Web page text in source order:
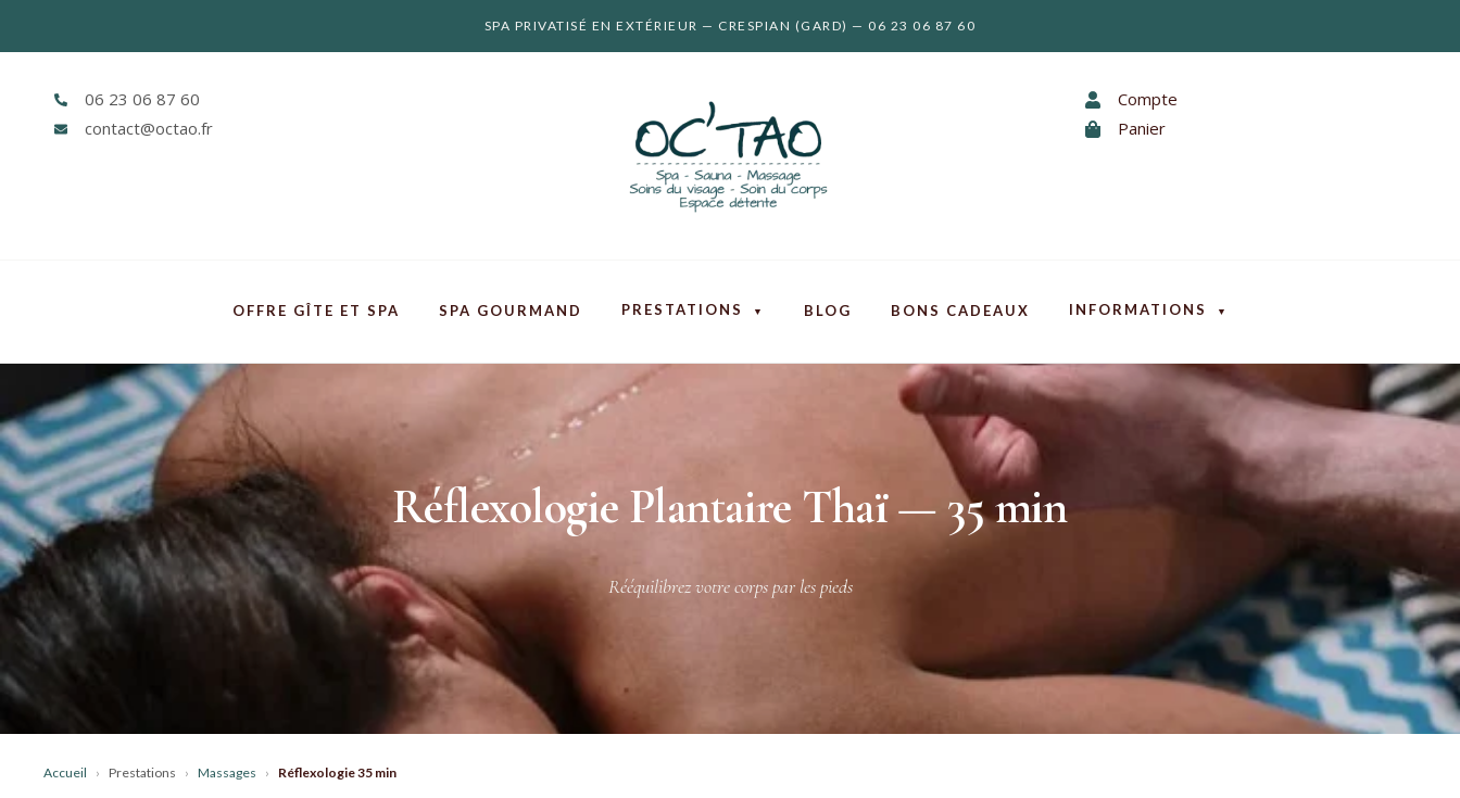
SPA PRIVATISÉ EN EXTÉRIEUR — CRESPIAN (GARD) — 06 23 06 87 60
06 23 06 87 60
contact@octao.fr
Compte
Panier
OFFRE GÎTE ET SPA SPA GOURMAND PRESTATIONS ▼ BLOG BONS CADEAUX INFORMATIONS ▼
Réflexologie Plantaire Thaï — 35 min
Rééquilibrez votre corps par les pieds
Accueil › Prestations › Massages › Réflexologie 35 min